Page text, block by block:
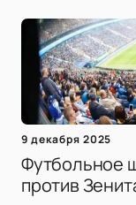
9 декабря 2025
Футбольное
против